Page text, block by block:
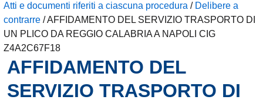
Atti e documenti riferiti a ciascuna procedura / Delibere a
contrarre /AFFIDAMENTO DEL SERVIZIO TRASPORTO DI
UN PLICO DA REGGIO CALABRIA A NAPOLI CIG
Z4A2C67F18
AFFIDAMENTO DEL
SERVIZIO TRASPORTO DI